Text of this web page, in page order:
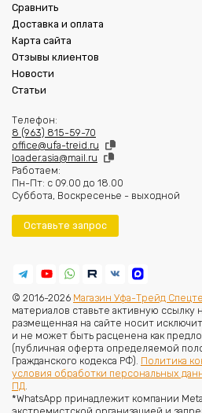
Сравнить
Доставка и оплата
Карта сайта
Отзывы клиентов
Новости
Статьи
Телефон:
8 (963) 815-59-70
office@ufa-treid.ru
loader.asia@mail.ru
Работаем:
Пн-Пт: с 09.00 до 18.00
Суббота, Воскресенье - выходной
Оставьте запрос
© 2016-2026 Магазин Уфа-Трейд
материалов ставьте активную ссылку
размещенная на сайте носит
и не может быть расценена как
(публичная оферта определяемой
Гражданского кодекса РФ). Политика
условия обработки персональных
ПД.
*WhatsApp принадлежит компании